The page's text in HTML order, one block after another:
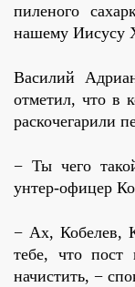
пиленого
нашему Иисусу
Василий
отметил, что в
раскочегарили
− Ты чего
унтер-офицер
− Ах, Кобелев,
тебе, что
начистить, −